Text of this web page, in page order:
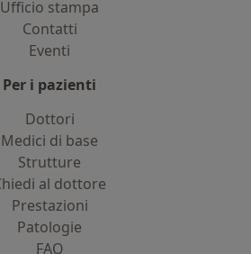
Ufficio stampa
Contatti
Eventi
Per i pazienti
Dottori
Medici di base
Strutture
al dottore
Prestazioni
Patologie
FAQ